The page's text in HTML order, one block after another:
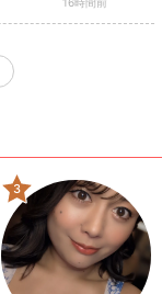
20時間前
> 日記一覧を見る
3